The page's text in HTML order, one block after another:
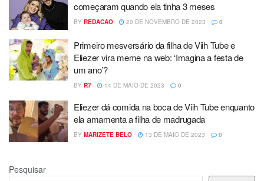
começaram quando ela tinha 3 meses
BY REDACAO 20 DE NOVEMBRO DE 2023 0
Primeiro mesversário da filha de Viih Tube e
Eliezer vira meme na web: ‘Imagina a festa de
um ano’?
BY R7 14 DE MAIO DE 2023 0
Eliezer dá comida na boca de Viih Tube enquanto
ela amamenta a filha de madrugada
BY MARIZETE BELO 13 DE MAIO DE 2023 0
Pesquisar